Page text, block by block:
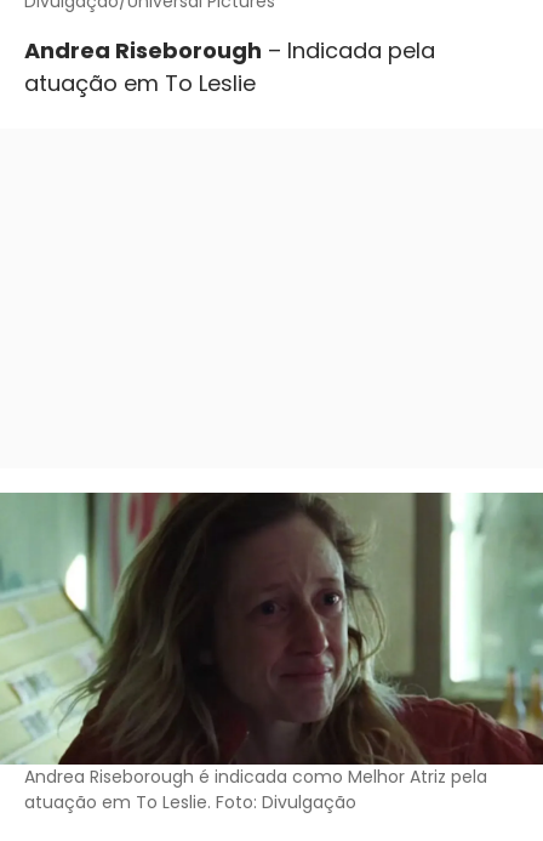
Andrea Riseborough – Indicada pela
atuação em To Leslie
Andrea Riseborough é indicada como Melhor Atriz pela
atuação em To Leslie. Foto: Divulgação